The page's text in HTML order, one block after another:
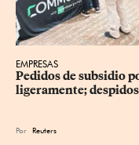
EMPRESAS
Pedidos de subsidio
ligeramente;
Por Reuters